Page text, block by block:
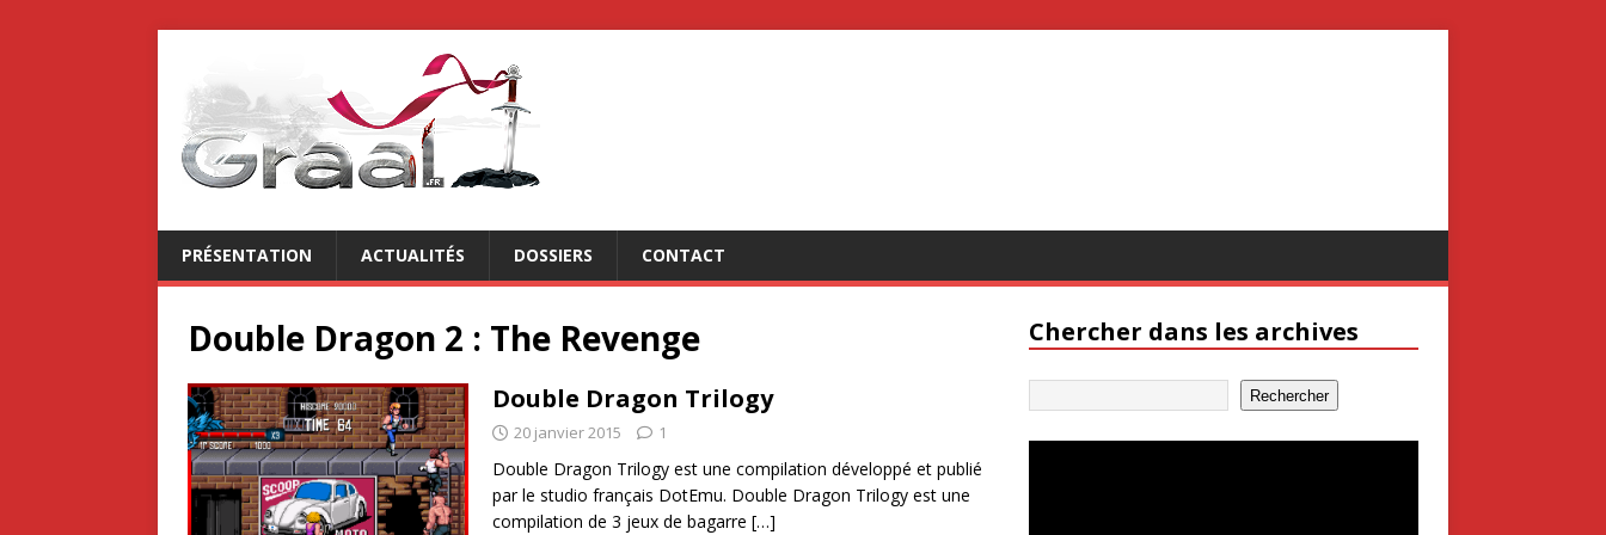
PRÉSENTATION ACTUALITÉS DOSSIERS CONTACT
Double Dragon 2 : The Revenge
Double Dragon Trilogy
20 janvier 2015 1
Double Dragon Trilogy est une compilation développé et publié
par le studio français DotEmu. Double Dragon Trilogy est une
compilation de 3 jeux de bagarre […]
Chercher dans les archives
Rechercher